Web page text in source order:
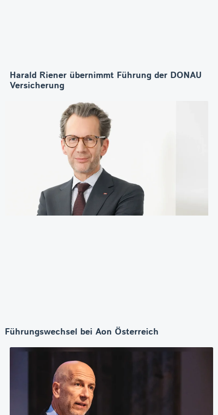
Harald Riener übernimmt Führung der DONAU
Versicherung
Führungswechsel bei Aon Österreich